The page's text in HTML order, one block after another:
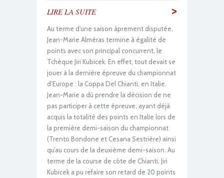
LIRE LA SUITE >
Au terme d’une saison âprement disputée,
Jean-Marie Alméras termine à égalité de
points avec son principal concurrent, le
Tchèque Jiri Kubicek. En effet, tout devait se
jouer à la dernière épreuve du championnat
d’Europe : la Coppa Del Chianti, en Italie.
Jean-Marie a dû prendre la décision de ne
pas participer à cette épreuve, ayant déjà
acquis la totalité des points en Italie lors de
la première demi-saison du championnat
(Trento Bondone et Cesana Sestrière) ainsi
qu’au cours de la deuxième demi-saison. Au
terme de la course de côte de Chianti, Jiri
Kubicek a pu refaire son retard de 20 points